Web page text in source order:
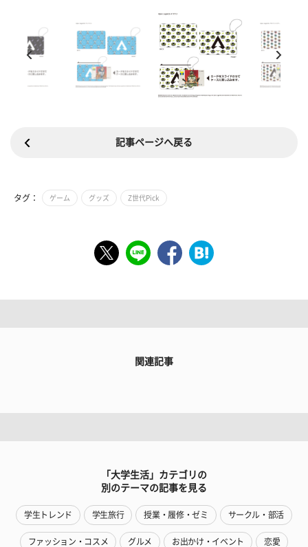
記事ページへ戻る
タグ： ゲーム グッズ Z世代Pick
関連記事
「大学生活」カテゴリの
別のテーマの記事を見る
学生トレンド 学生旅行 授業・履修・ゼミ サークル・部活
ファッション・コスメ グルメ お出かけ・イベント 恋愛